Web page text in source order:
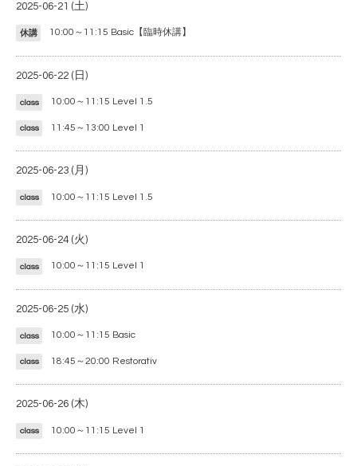
2025-06-21 (土)
休講 10:00～11:15 Basic【臨時休講】
2025-06-22 (日)
class 10:00～11:15 Level 1.5
class 11:45～13:00 Level 1
2025-06-23 (月)
class 10:00～11:15 Level 1.5
2025-06-24 (火)
class 10:00～11:15 Level 1
2025-06-25 (水)
class 10:00～11:15 Basic
class 18:45～20:00 Restorativ
2025-06-26 (木)
class 10:00～11:15 Level 1